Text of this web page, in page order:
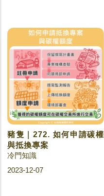
豬隻｜272. 如何申請碳權
與抵換專案
冷門知識
2023-12-07